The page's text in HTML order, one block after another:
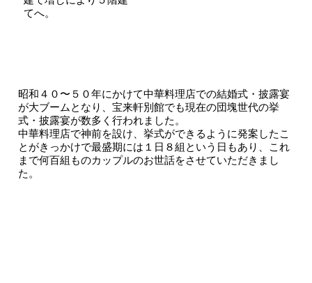
てへ。
昭和４０〜５０年にかけて中華料理店での結婚式・披露宴
が大ブームとなり、宝来軒別館でも現在の団塊世代の挙
式・披露宴が数多く行われました。
中華料理店で神前を設け、挙式ができるように発案したこ
とがきっかけで最盛期には１日８組という日もあり、これ
まで何百組ものカップルのお世話をさせていただきまし
た。